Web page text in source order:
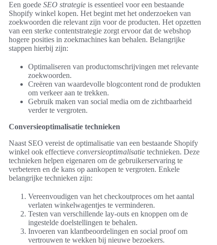
Een goede SEO strategie is essentieel voor een bestaande
Shopify winkel kopen. Het begint met het onderzoeken van
zoekwoorden die relevant zijn voor de producten. Het opzetten
van een sterke contentstrategie zorgt ervoor dat de webshop
hogere posities in zoekmachines kan behalen. Belangrijke
stappen hierbij zijn:
Optimaliseren van productomschrijvingen met relevante
zoekwoorden.
Creëren van waardevolle blogcontent rond de produkten
om verkeer aan te trekken.
Gebruik maken van social media om de zichtbaarheid
verder te vergroten.
Conversieoptimalisatie technieken
Naast SEO vereist de optimalisatie van een bestaande Shopify
winkel ook effectieve conversieoptimalisatie technieken. Deze
technieken helpen eigenaren om de gebruikerservaring te
verbeteren en de kans op aankopen te vergroten. Enkele
belangrijke technieken zijn:
Vereenvoudigen van het checkoutproces om het aantal
verlaten winkelwagentjes te verminderen.
Testen van verschillende lay-outs en knoppen om de
ingestelde doelstellingen te behalen.
Invoeren van klantbeoordelingen en social proof om
vertrouwen te wekken bij nieuwe bezoekers.